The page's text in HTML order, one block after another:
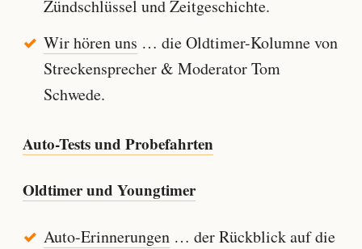
Zündschlüssel und Zeitgeschichte.
Wir hören uns … die Oldtimer-Kolumne von
Streckensprecher & Moderator Tom
Schwede.
Auto-Tests und Probefahrten
Oldtimer und Youngtimer
Auto-Erinnerungen… der Rückblick auf die